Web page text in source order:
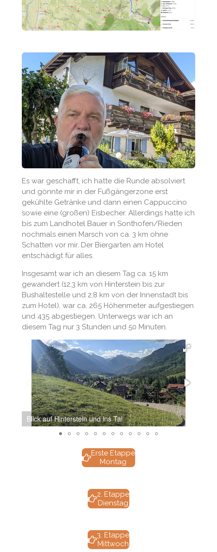
Es war geschafft, ich hatte die Runde absolviert
und gönnte mir in der Fußgängerzone erst
gekühlte Getränke und dann einen Cappuccino
sowie eine (großen) Eisbecher. Allerdings hatte ich
bis zum Landhotel Bauer in Sonthofen/Rieden
nochmals einen Marsch von ca. 3 km ohne
Schatten vor mir. Der Biergarten am Hotel
entschädigt für alles.
Insgesamt war ich an diesem Tag ca. 15 km
gewandert (12,3 km von Hinterstein bis zur
Bushaltestelle und 2,8 km von der Innenstadt bis
zum Hotel), war ca. 265 Höhenmeter aufgestiegen
und 435 abgestiegen. Unterwegs war ich an
diesem Tag nur 3 Stunden und 50 Minuten.
Blick auf Hinterstein und ins Tal
Erste Etappe
Montag
2. Etappe
Dienstag
3. Etappe
Mittwoch